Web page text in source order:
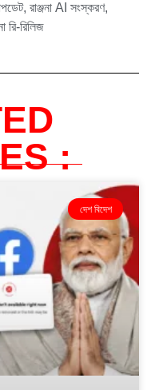
, রাঞ্জনা AI সংস্করণ,
রি-রিলিজ
:
দেশ বিদেশ